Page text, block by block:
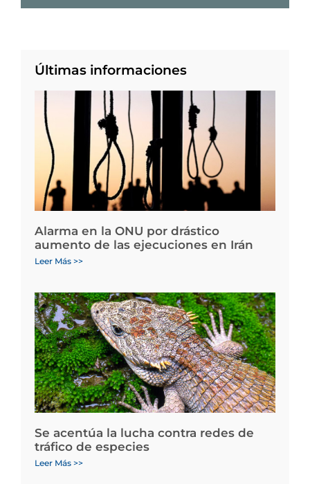
Últimas informaciones
Alarma en la ONU por drástico
aumento de las ejecuciones en Irán
Leer Más >>
Se acentúa la lucha contra redes de
tráfico de especies
Leer Más >>